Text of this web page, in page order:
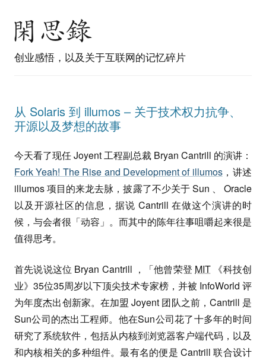
创业感悟，以及关于互联网的记忆碎片
从 Solaris 到 illumos – 关于技术权力抗争、
开源以及梦想的故事
今天看了现任 Joyent 工程副总裁 Bryan Cantrill 的演讲：
Fork Yeah! The Rise and Development of illumos，讲述
illumos 项目的来龙去脉，披露了不少关于 Sun 、 Oracle
以及开源社区的信息，据说 Cantrill 在做这个演讲的时
候，与会者很「动容」。而其中的陈年往事咀嚼起来很是
值得思考。
首先说说这位 Bryan Cantrill ，「他曾荣登 MIT 《科技创
业》35位35周岁以下顶尖技术专家榜，并被 InfoWorld 评
为年度杰出创新家。在加盟 Joyent 团队之前，Cantrill 是
Sun公司的杰出工程师。他在Sun公司花了十多年的时间
研究了系统软件，包括从内核到浏览器客户端代码，以及
和内核相关的多种组件。最有名的便是 Cantrill 联合设计